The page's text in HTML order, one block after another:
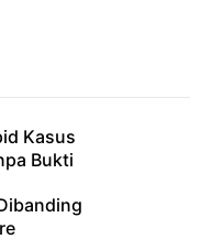
Kasus
Bukti